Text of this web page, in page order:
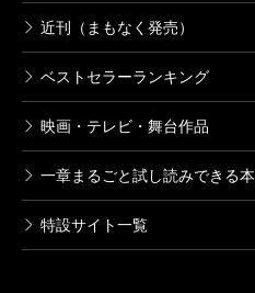
近刊（まもなく発売）
ベストセラーランキング
映画・テレビ・舞台作品
一章まるごと試し読みできる本
特設サイト一覧